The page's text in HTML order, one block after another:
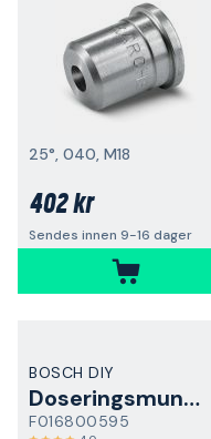
25°, 040, M18
402 kr
Sendes innen 9-16 dager
BOSCH DIY
Doseringsmunnstykke
F016800595